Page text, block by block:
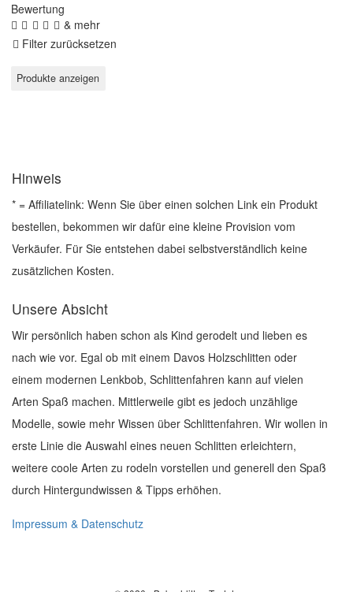
Bewertung
& mehr
Filter zurücksetzen
Hinweis
* = Affiliatelink: Wenn Sie über einen solchen Link ein Produkt
bestellen, bekommen wir dafür eine kleine Provision vom
Verkäufer. Für Sie entstehen dabei selbstverständlich keine
zusätzlichen Kosten.
Unsere Absicht
Wir persönlich haben schon als Kind gerodelt und lieben es
nach wie vor. Egal ob mit einem Davos Holzschlitten oder
einem modernen Lenkbob, Schlittenfahren kann auf vielen
Arten Spaß machen. Mittlerweile gibt es jedoch unzählige
Modelle, sowie mehr Wissen über Schlittenfahren. Wir wollen in
erste Linie die Auswahl eines neuen Schlitten erleichtern,
weitere coole Arten zu rodeln vorstellen und generell den Spaß
durch Hintergundwissen & Tipps erhöhen.
Impressum & Datenschutz